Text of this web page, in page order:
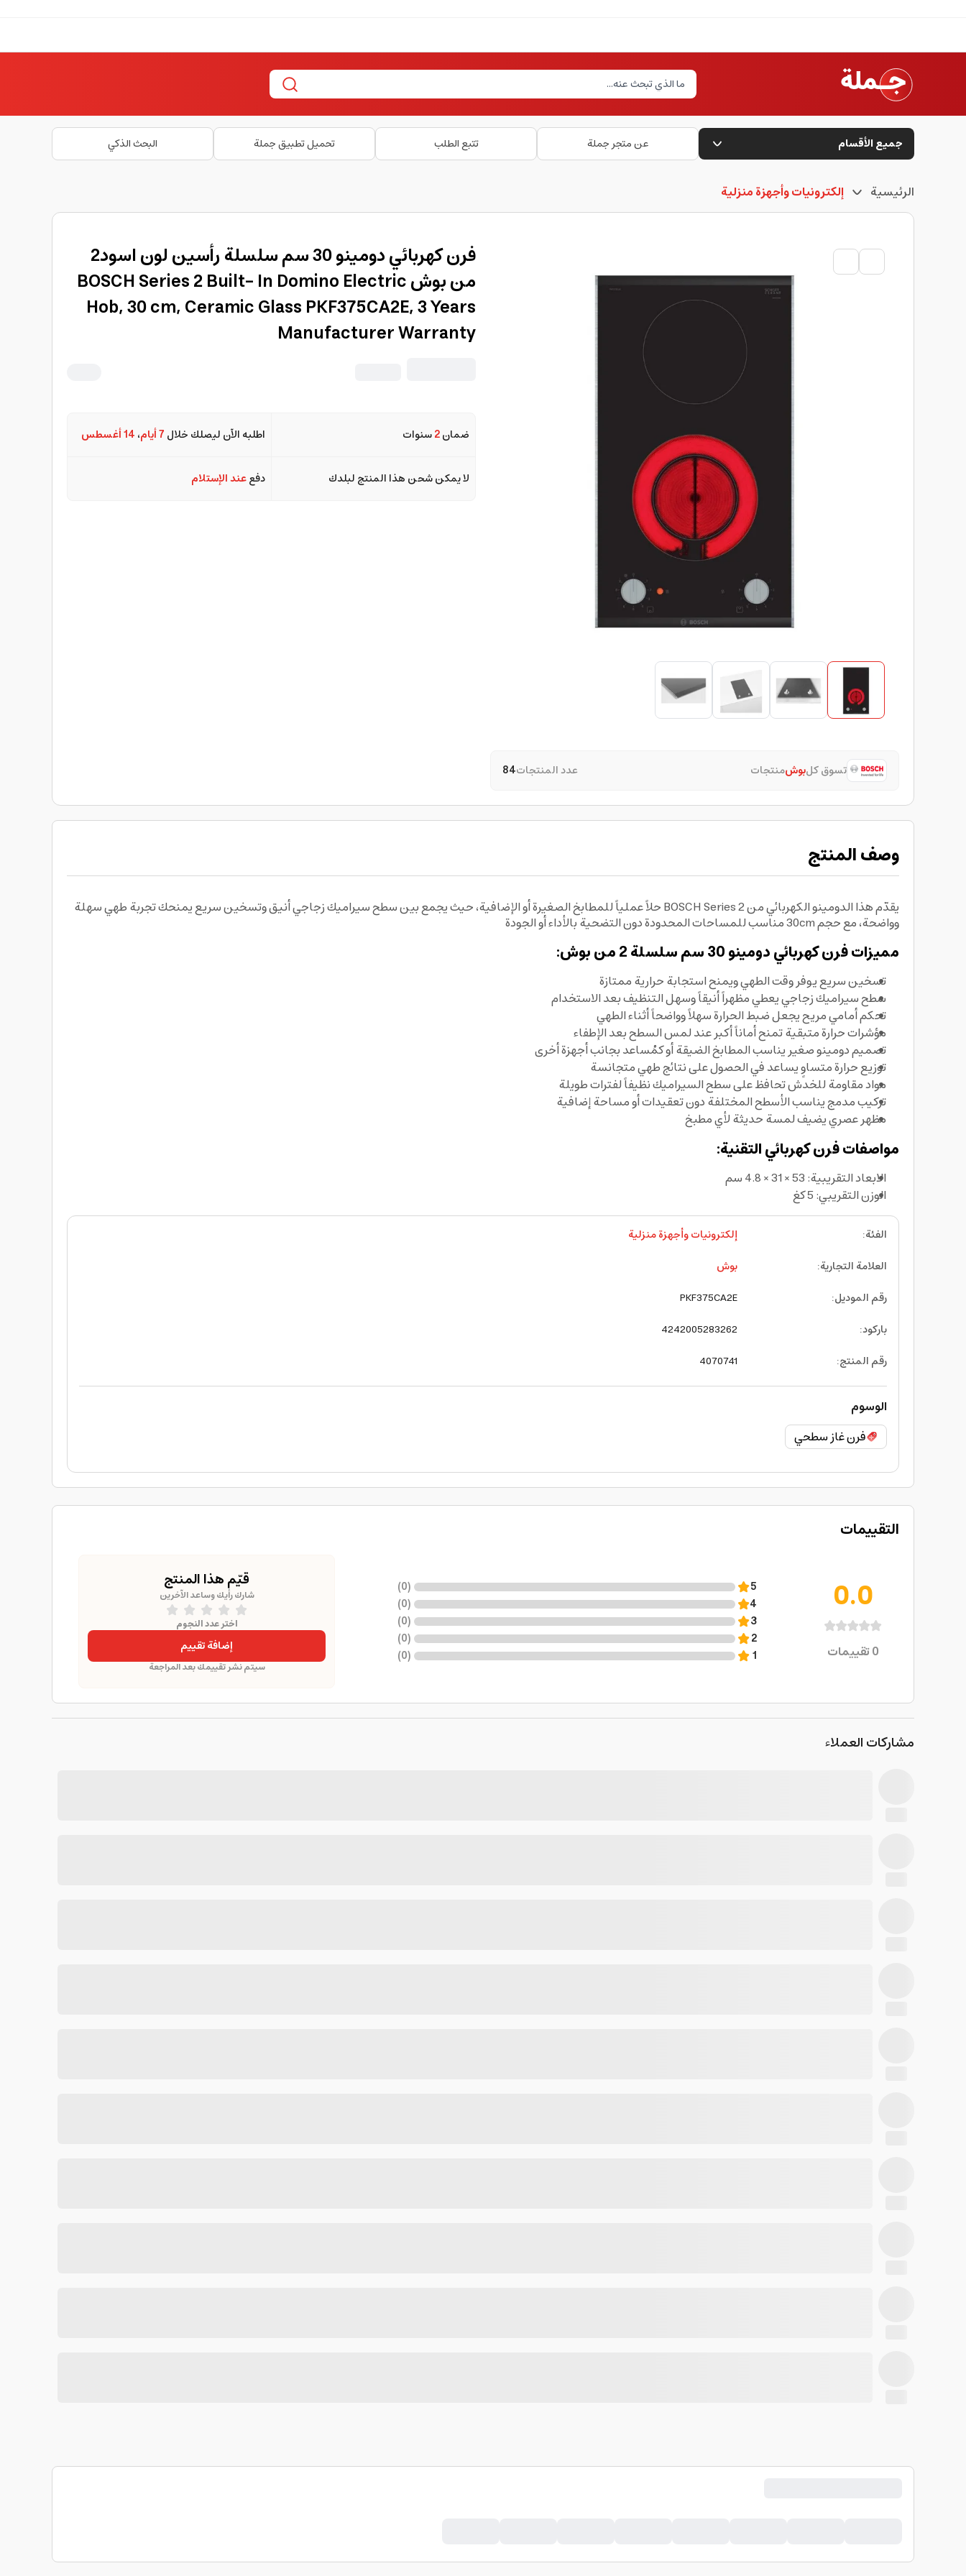
جميع الأقسام عن متجر جملة تتبع الطلب تحميل تطبيق جملة البحث الذكي
الرئيسية إلكترونيات وأجهزة منزلية
تسوق كلبوشمنتجات عدد المنتجات84
فرن كهربائي دومينو 30 سم سلسلة رأسين لون اسود2
من بوش BOSCH Series 2 Built- In Domino Electric
Hob, 30 cm, Ceramic Glass PKF375CA2E, 3 Years
Manufacturer Warranty
ضمان2سنوات اطلبه الآن ليصلك خلال 7 أيام ، 14 أغسطس
لا يمكن شحن هذا المنتج لبلدك دفععند الإستلام
وصف المنتج
يقدّم هذا الدومينو الكهربائي من BOSCH Series 2 حلاً عملياً للمطابخ الصغيرة أو الإضافية، حيث يجمع بين سطح سيراميك زجاجي أنيق وتسخين سريع يمنحك تجربة طهي سهلة
وواضحة، مع حجم 30cm مناسب للمساحات المحدودة دون التضحية بالأداء أو الجودة
مميزات فرن كهربائي دومينو 30 سم سلسلة 2 من بوش:
تسخين سريع يوفر وقت الطهي ويمنح استجابة حرارية ممتازة
سطح سيراميك زجاجي يعطي مظهراً أنيقاً وسهل التنظيف بعد الاستخدام
تحكم أمامي مريح يجعل ضبط الحرارة سهلاً وواضحاً أثناء الطهي
مؤشرات حرارة متبقية تمنح أماناً أكبر عند لمس السطح بعد الإطفاء
تصميم دومينو صغير يناسب المطابخ الضيقة أو كمُساعد بجانب أجهزة أخرى
توزيع حرارة متساوٍ يساعد في الحصول على نتائج طهي متجانسة
مواد مقاومة للخدش تحافظ على سطح السيراميك نظيفاً لفترات طويلة
تركيب مدمج يناسب الأسطح المختلفة دون تعقيدات أو مساحة إضافية
مظهر عصري يضيف لمسة حديثة لأي مطبخ
مواصفات فرن كهربائي التقنية:
الابعاد التقريبية: 53 × 31 × 4.8 سم
الوزن التقريبي: 5 كغ
الفئة:
إلكترونيات وأجهزة منزلية
العلامة التجارية:
بوش
رقم الموديل:
PKF375CA2E
باركود:
4242005283262
رقم المنتج:
4070741
الوسوم
فرن غاز سطحي
التقييمات
0.0
0تقييمات
5
(
0
)
4
(
0
)
3
(
0
)
2
(
0
)
1
(
0
)
قيّم هذا المنتج
شارك رأيك وساعد الآخرين
اختر عدد النجوم
إضافة تقييم
سيتم نشر تقييمك بعد المراجعة
مشاركات العملاء